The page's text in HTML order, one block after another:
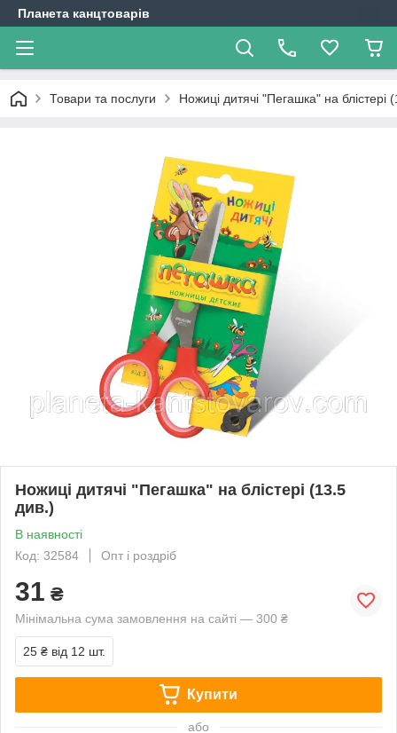
Планета канцтоварів
Товари та послуги Ножиці дитячі "Пегашка" на блістері
Ножиці дитячі "Пегашка" на блістері (13.5
див.)
В наявності
Код: 32584
Опт і роздріб
31 ₴
Мінімальна сума замовлення на сайті — 300 ₴
25 ₴ від 12 шт.
Купити
або